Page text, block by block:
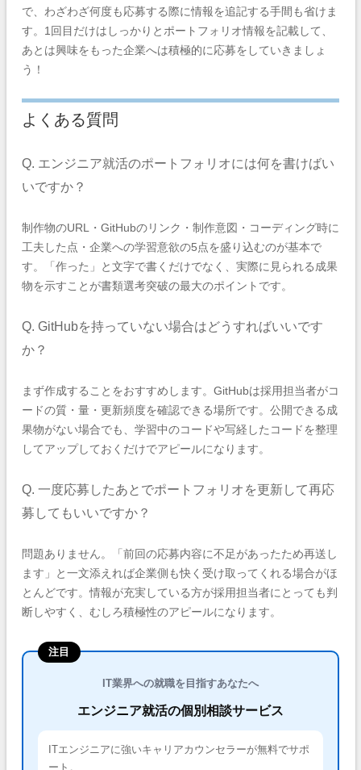
で、わざわざ何度も応募する際に情報を追記する手間も省けま
す。1回目だけはしっかりとポートフォリオ情報を記載して、
あとは興味をもった企業へは積極的に応募をしていきましょ
う！
よくある質問
Q. エンジニア就活のポートフォリオには何を書けばい
いですか？
制作物のURL・GitHubのリンク・制作意図・コーディング時に
工夫した点・企業への学習意欲の5点を盛り込むのが基本で
す。「作った」と文字で書くだけでなく、実際に見られる成果
物を示すことが書類選考突破の最大のポイントです。
Q. GitHubを持っていない場合はどうすればいいです
か？
まず作成することをおすすめします。GitHubは採用担当者がコ
ードの質・量・更新頻度を確認できる場所です。公開できる成
果物がない場合でも、学習中のコードや写経したコードを整理
してアップしておくだけでアピールになります。
Q. 一度応募したあとでポートフォリオを更新して再応
募してもいいですか？
問題ありません。「前回の応募内容に不足があったため再送し
ます」と一文添えれば企業側も快く受け取ってくれる場合がほ
とんどです。情報が充実している方が採用担当者にとっても判
断しやすく、むしろ積極性のアピールになります。
注目
IT業界への就職を目指すあなたへ
エンジニア就活の個別相談サービス
ITエンジニアに強いキャリアカウンセラーが無料でサポ
ート。